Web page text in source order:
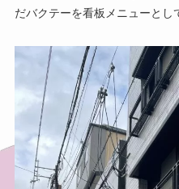
だバクテーを看板メニューとし